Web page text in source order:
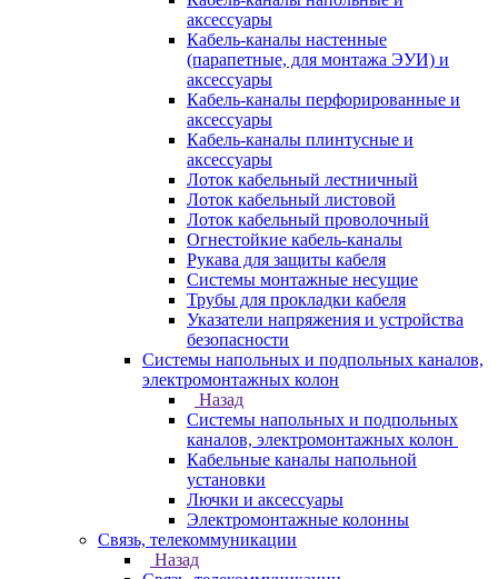
аксессуары
Кабель-каналы настенные
(парапетные, для монтажа ЭУИ) и
аксессуары
Кабель-каналы перфорированные и
аксессуары
Кабель-каналы плинтусные и
аксессуары
Лоток кабельный лестничный
Лоток кабельный листовой
Лоток кабельный проволочный
Огнестойкие кабель-каналы
Рукава для защиты кабеля
Системы монтажные несущие
Трубы для прокладки кабеля
Указатели напряжения и устройства
безопасности
Системы напольных и подпольных каналов,
электромонтажных колон
Назад
Системы напольных и подпольных
каналов, электромонтажных колон
Кабельные каналы напольной
установки
Лючки и аксессуары
Электромонтажные колонны
Связь, телекоммуникации
Назад